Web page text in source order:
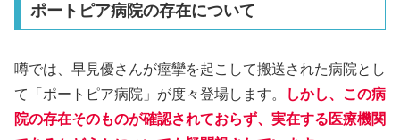
ポートピア病院の存在について
噂では、早見優さんが痙攣を起こして搬送された病院とし
て「ポートピア病院」が度々登場します。
しかし、この病
院の存在そのものが確認されておらず、実在する医療機関